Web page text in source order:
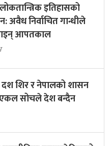
इतिहासको
अवैध निर्वाचित गान्धीले
आपतकाल
शिर र नेपालको शासन
एकल सोचले देश बन्दैन